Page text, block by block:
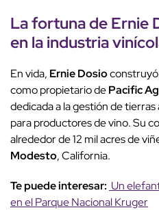
La fortuna de Ernie
en la industria
En vida, Ernie Dosio
como propietario dePacific
dedicada a la gestión de
para productores de vino. Su
alrededor de 12 mil acres de
Modesto, California.
Te puede interesar: Un
en el Parque Nacional Kruger